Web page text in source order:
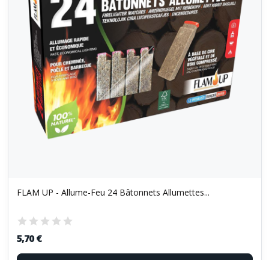
FLAM UP - Allume-Feu 24 Bâtonnets Allumettes...
5,70 €